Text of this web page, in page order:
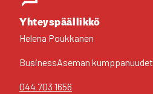
Yhteys­pääl­lik­kö
Hele­na Pouk­ka­nen
Business­Aseman kump­pa­nuu­det
044 703 1656